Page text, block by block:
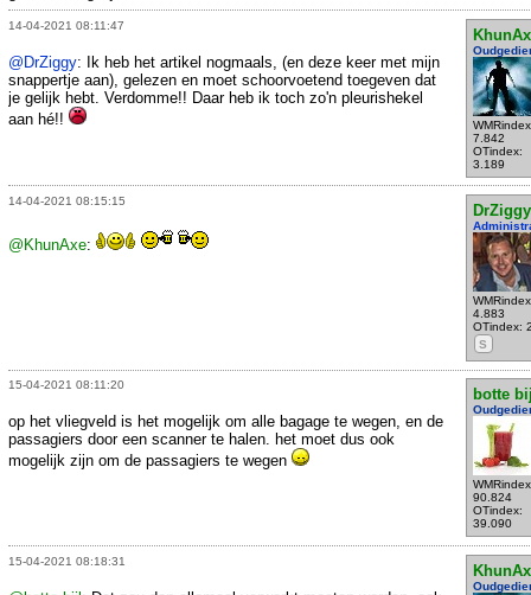
14-04-2021 08:11:47
7.842
OTindex:
3.189
@DrZiggy: Ik heb het artikel nogmaals, (en deze keer met mijn
snappertje aan), gelezen en moet schoorvoetend toegeven dat
je gelijk hebt. Verdomme!! Daar heb ik toch zo'n pleurishekel
aan hé!!
14-04-2021 08:15:15
DrZiggy
4.883
OTindex:
S
@KhunAxe:
15-04-2021 08:11:20
botte
90.824
OTindex:
39.090
op het vliegveld is het mogelijk om alle bagage te wegen, en de
passagiers door een scanner te halen. het moet dus ook
mogelijk zijn om de passagiers te wegen
15-04-2021 08:18:31